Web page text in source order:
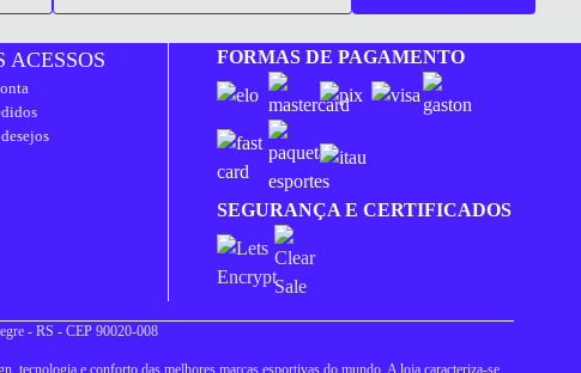
ACESSOS FORMAS DE PAGAMENTO
SEGURANÇA E CERTIFICADOS
- RS - CEP 90020-008
tecnologia e conforto das melhores marcas esportivas do mundo. A loja caracteriza-se